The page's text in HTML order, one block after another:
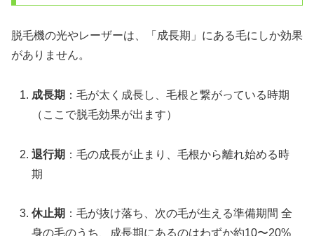
脱毛機の光やレーザーは、「成長期」にある毛にしか効果
がありません。
成長期 ：毛が太く成長し、毛根と繋がっている時期
（ここで脱毛効果が出ます）
退行期 ：毛の成長が止まり、毛根から離れ始める時
期
休止期 ：毛が抜け落ち、次の毛が生える準備期間 全
身の毛のうち、成長期にあるのはわずか約10〜20%